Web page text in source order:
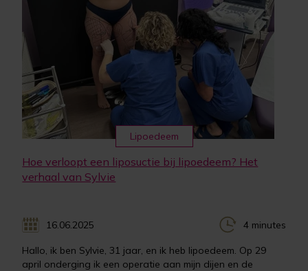
Lipoedeem
Hoe verloopt een liposuctie bij lipoedeem? Het
verhaal van Sylvie
16.06.2025 4 minutes
Hallo, ik ben Sylvie, 31 jaar, en ik heb lipoedeem. Op 29
april onderging ik een operatie aan mijn dijen en de